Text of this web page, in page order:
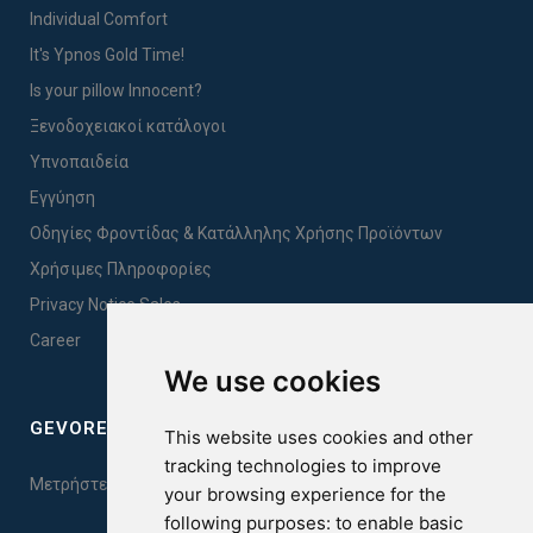
We use cookies
This website uses cookies and other
tracking technologies to improve
your browsing experience for the
following purposes: to enable basic
Individual Comfort
It's Ypnos Gold Time!
Is your pillow Innocent?
Ξενοδοχειακοί κατάλογοι
Υπνοπαιδεία
Εγγύηση
Οδηγίες Φροντίδας & Κατάλληλης Χρήσης Προϊόντων
Χρήσιμες Πληροφορίες
Privacy Notice Sales
Career
GEVOREST SLEEP QUALITY INDEX
Μετρήστε την ποιότητα του ύπνου σας. Κάντε το τεστ εδώ!